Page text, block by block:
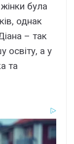
була
однак
– так
освіту, а у
та